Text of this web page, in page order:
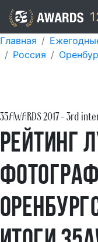
Главная
Россия
35AWARDS2017- 3rd
Рейтинг